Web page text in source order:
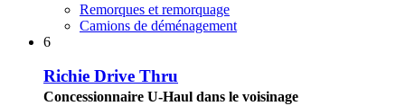
Remorques et remorquage
Camions de déménagement
6
Richie Drive Thru
Concessionnaire U-Haul dans le voisinage